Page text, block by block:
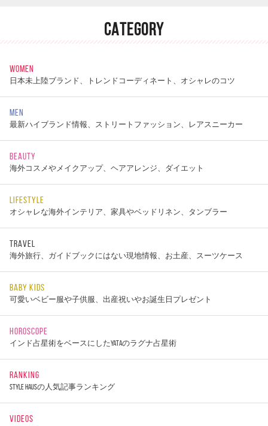
CATEGORY
WOMEN
日本未上陸ブランド、トレンドコーディネート、オシャレのコツ
MEN
最新ハイブランド情報、ストリートファッション、レアスニーカー
BEAUTY
海外コスメやメイクアップ、ヘアアレンジ、ダイエット
LIFESTYLE
オシャレな海外インテリア、家具やベッドリネン、タンブラー
TRAVEL
海外旅行、ガイドブックにはない現地情報、お土産、スーツケース
BABY KIDS
可愛いベビー服や子供服、出産祝いやお誕生日プレゼント
HOROSCOPE
インド占星術をベースにしたYATAのラグナ占星術
RANKING
STYLE HAUSの人気記事ランキング
VIDEOS